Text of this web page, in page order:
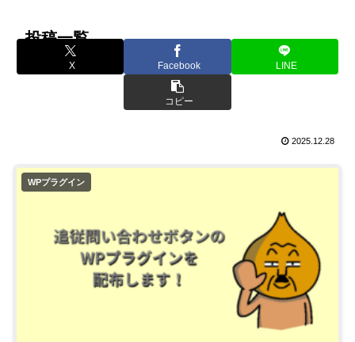
投稿一覧
X Facebook LINE
コピー
2025.12.28
WPプラグイン
ホーム